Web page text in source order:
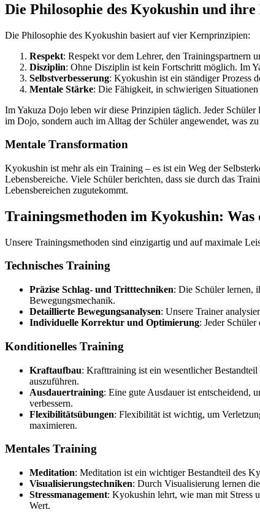
Die Philosophie des Kyokushin und
Die Philosophie des Kyokushin basiert auf vier Kernprinzipien:
Respekt: Respekt vor dem Lehrer, den Trainingspartnern
Disziplin: Ohne Disziplin ist kein Fortschritt möglich. Im
Selbstverbesserung: Kyokushin ist ein ständiger Prozess
Mentale Stärke: Die Fähigkeit, in schwierigen
Im Yakuza Dojo leben wir diese Prinzipien täglich. Jeder
im Dojo, sondern auch im Alltag der Schüler angewendet, was
Mentale Transformation
Kyokushin ist mehr als ein Training – es ist ein Weg der
Lebensbereiche. Viele Schüler berichten, dass sie durch das
Lebensbereichen zugutekommt.
Trainingsmethoden im Kyokushin: Was
Unsere Trainingsmethoden sind einzigartig und auf maximale
Technisches Training
Präzise Schlag- und Tritttechniken: Die Schüler lernen,
Bewegungsmechanik.
Detaillierte Bewegungsanalysen: Unsere Trainer
Individuelle Korrektur und Optimierung: Jeder
Konditionelles Training
Kraftaufbau: Krafttraining ist ein wesentlicher
auszuführen.
Ausdauertraining: Eine gute Ausdauer ist entscheidend,
verbessern.
Flexibilitätsübungen: Flexibilität ist wichtig, um
maximieren.
Mentales Training
Meditation: Meditation ist ein wichtiger Bestandteil des
Visualisierungstechniken: Durch Visualisierung lernen
Stressmanagement: Kyokushin lehrt, wie man mit Stress
Wert.